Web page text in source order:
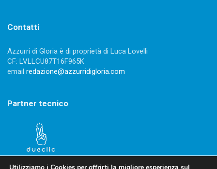
Contatti
Azzurri di Gloria è di proprietà di Luca Lovelli
CF: LVLLCU87T16F965K
email redazione@azzurridigloria.com
Partner tecnico